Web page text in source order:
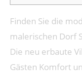
Finden Sie die
malerischen Dorf
Die neu erbaute
Gästen Komfort